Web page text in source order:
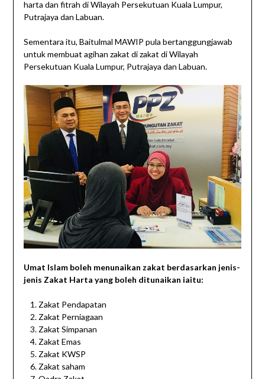
harta dan fitrah di Wilayah Persekutuan Kuala Lumpur,
Putrajaya dan Labuan.
Sementara itu, Baitulmal MAWIP pula bertanggungjawab
untuk membuat agihan zakat di zakat di Wilayah
Persekutuan Kuala Lumpur, Putrajaya dan Labuan.
Umat Islam boleh menunaikan zakat berdasarkan jenis-
jenis Zakat Harta yang boleh ditunaikan iaitu:
Zakat Pendapatan
Zakat Perniagaan
Zakat Simpanan
Zakat Emas
Zakat KWSP
Zakat saham